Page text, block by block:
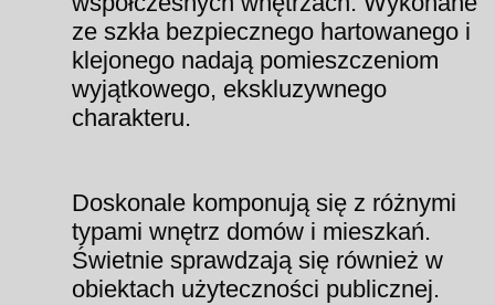
ze szkła bezpiecznego hartowanego i
klejonego nadają pomieszczeniom
wyjątkowego, ekskluzywnego
charakteru.
Doskonale komponują się z różnymi
typami wnętrz domów i mieszkań.
Świetnie sprawdzają się również w
obiektach użyteczności publicznej.